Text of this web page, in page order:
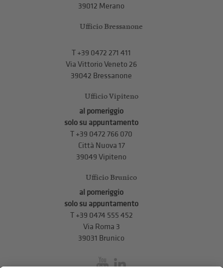
39012 Merano
Ufficio Bressanone
T +39 0472 271 411
Via Vittorio Veneto 26
39042 Bressanone
Ufficio Vipiteno
al pomeriggio
solo su appuntamento
T +39 0472 766 070
Città Nuova 17
39049 Vipiteno
Ufficio Brunico
al pomeriggio
solo su appuntamento
T+39 0474 555 452
Via Roma 3
39031 Brunico